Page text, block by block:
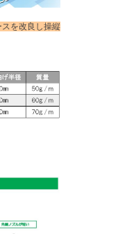
を改良し操縦